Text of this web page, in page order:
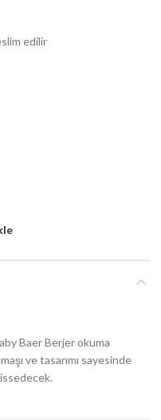
edilir
Baer Berjer okuma
ve tasarımı sayesinde